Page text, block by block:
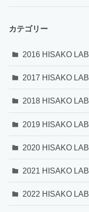
カテゴリー
2016 HISAKO LAB
2017 HISAKO LAB
2018 HISAKO LAB
2019 HISAKO LAB
2020 HISAKO LAB
2021 HISAKO LAB
2022 HISAKO LAB